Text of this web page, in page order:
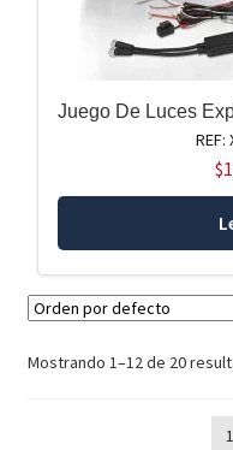
Juego De Luces
REF:
$
Mostrando 1–12 de 20
1